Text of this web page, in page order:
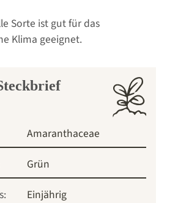
Sorte ist gut für das
Klima geeignet.
Amaranthaceae
Grün
Einjährig